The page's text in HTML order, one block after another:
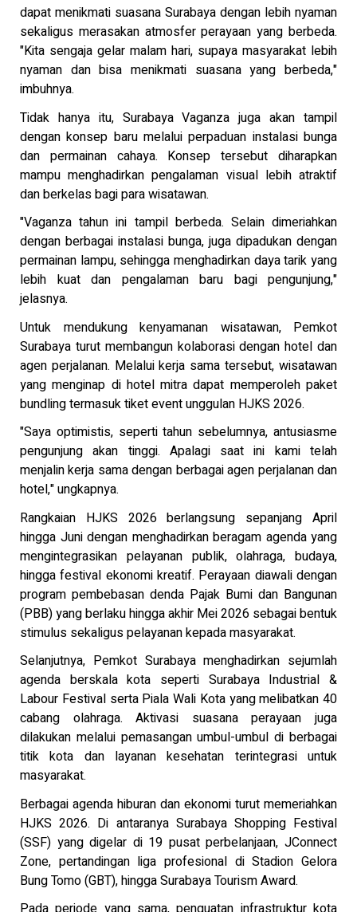
dapat menikmati suasana Surabaya dengan lebih nyaman
sekaligus merasakan atmosfer perayaan yang berbeda.
"Kita sengaja gelar malam hari, supaya masyarakat lebih
nyaman dan bisa menikmati suasana yang berbeda,"
imbuhnya.
Tidak hanya itu, Surabaya Vaganza juga akan tampil
dengan konsep baru melalui perpaduan instalasi bunga
dan permainan cahaya. Konsep tersebut diharapkan
mampu menghadirkan pengalaman visual lebih atraktif
dan berkelas bagi para wisatawan.
"Vaganza tahun ini tampil berbeda. Selain dimeriahkan
dengan berbagai instalasi bunga, juga dipadukan dengan
permainan lampu, sehingga menghadirkan daya tarik yang
lebih kuat dan pengalaman baru bagi pengunjung,"
jelasnya.
Untuk mendukung kenyamanan wisatawan, Pemkot
Surabaya turut membangun kolaborasi dengan hotel dan
agen perjalanan. Melalui kerja sama tersebut, wisatawan
yang menginap di hotel mitra dapat memperoleh paket
bundling termasuk tiket event unggulan HJKS 2026.
"Saya optimistis, seperti tahun sebelumnya, antusiasme
pengunjung akan tinggi. Apalagi saat ini kami telah
menjalin kerja sama dengan berbagai agen perjalanan dan
hotel," ungkapnya.
Rangkaian HJKS 2026 berlangsung sepanjang April
hingga Juni dengan menghadirkan beragam agenda yang
mengintegrasikan pelayanan publik, olahraga, budaya,
hingga festival ekonomi kreatif. Perayaan diawali dengan
program pembebasan denda Pajak Bumi dan Bangunan
(PBB) yang berlaku hingga akhir Mei 2026 sebagai bentuk
stimulus sekaligus pelayanan kepada masyarakat.
Selanjutnya, Pemkot Surabaya menghadirkan sejumlah
agenda berskala kota seperti Surabaya Industrial &
Labour Festival serta Piala Wali Kota yang melibatkan 40
cabang olahraga. Aktivasi suasana perayaan juga
dilakukan melalui pemasangan umbul-umbul di berbagai
titik kota dan layanan kesehatan terintegrasi untuk
masyarakat.
Berbagai agenda hiburan dan ekonomi turut memeriahkan
HJKS 2026. Di antaranya Surabaya Shopping Festival
(SSF) yang digelar di 19 pusat perbelanjaan, JConnect
Zone, pertandingan liga profesional di Stadion Gelora
Bung Tomo (GBT), hingga Surabaya Tourism Award.